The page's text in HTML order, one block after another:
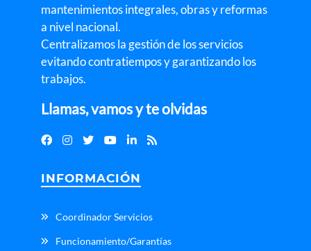
mantenimientos integrales, obras y reformas
a nivel nacional.
Centralizamos la gestión de los servicios
evitando contratiempos y garantizando los
trabajos.
Llamas, vamos y te olvidas
INFORMACIÓN
Coordinador Servicios
Funcionamiento/Garantías